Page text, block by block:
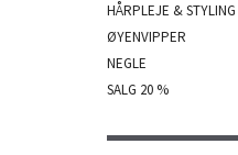
HÅRPLEJE & STYLING
ØYENVIPPER
NEGLE
SALG 20 %